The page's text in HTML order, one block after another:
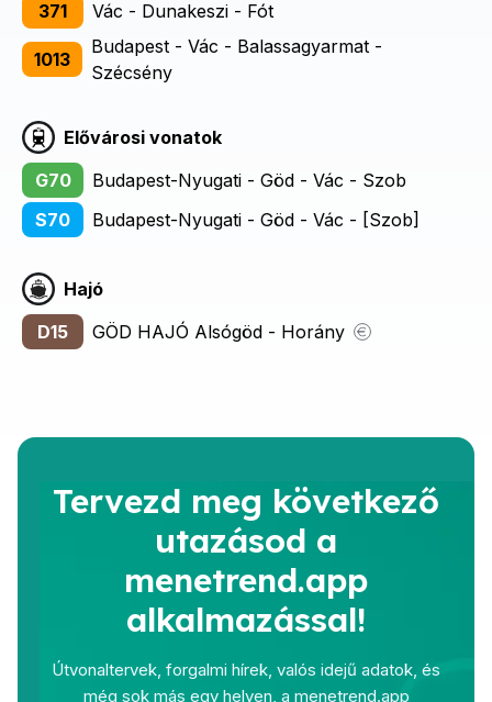
371
Vác - Dunakeszi - Fót
1013
Budapest - Vác - Balassagyarmat -
Szécsény
Elővárosi vonatok
G70
Budapest-Nyugati - Göd - Vác - Szob
S70
Budapest-Nyugati - Göd - Vác - [Szob]
Hajó
D15
GÖD HAJÓ Alsógöd - Horány
Tervezd meg következő
utazásod a
menetrend.app
alkalmazással!
Útvonaltervek, forgalmi hírek, valós idejű adatok, és
még sok más egy helyen, a menetrend.app